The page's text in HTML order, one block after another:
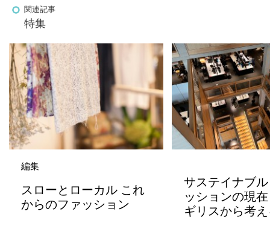
関連記事
特集
編集
スローとローカル これ
からのファッション
サステイナブ
ッションの
ギリスから考